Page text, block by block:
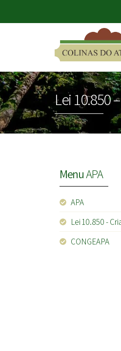
Lei 10.850
MenuAPA
APA
Lei 10.850 -
CONGEAPA